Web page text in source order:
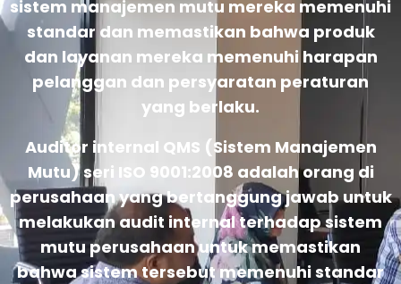
sistem manajemen mutu mereka memenuhi
standar dan memastikan bahwa produk
dan layanan mereka memenuhi harapan
pelanggan dan persyaratan peraturan
yang berlaku.
Auditor internal QMS (Sistem Manajemen
Mutu) seri ISO 9001:2008 adalah orang di
perusahaan yang bertanggung jawab untuk
melakukan audit internal terhadap sistem
mutu perusahaan untuk memastikan
bahwa sistem tersebut memenuhi standar